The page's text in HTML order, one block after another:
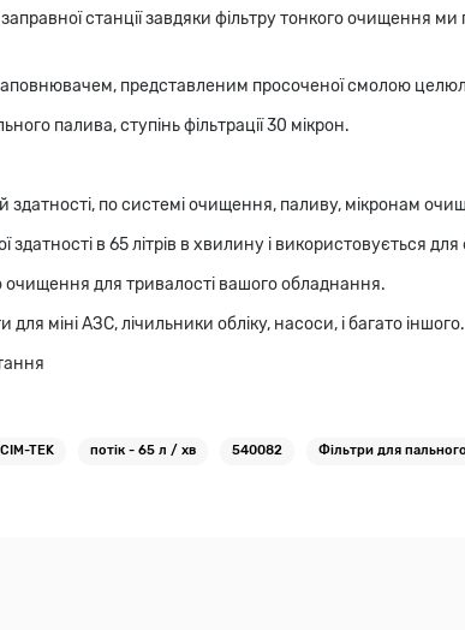
станції завдяки фільтру тонкого
представленим просоченої смолою
палива, ступінь фільтрації 30 мікрон.
здатності, по системі очищення, паливу, мікронам
в 65 літрів в хвилину і використовується для
для тривалості вашого обладнання.
міні АЗС, лічильники обліку, насоси, і багато іншого.
TEK потік - 65 л / хв 540082 Фільтри для пального